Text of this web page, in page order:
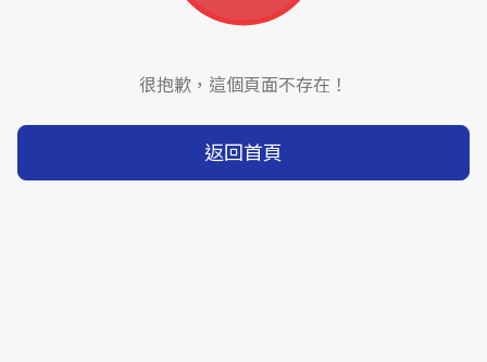
很抱歉，這個頁面不存在！
返回首頁